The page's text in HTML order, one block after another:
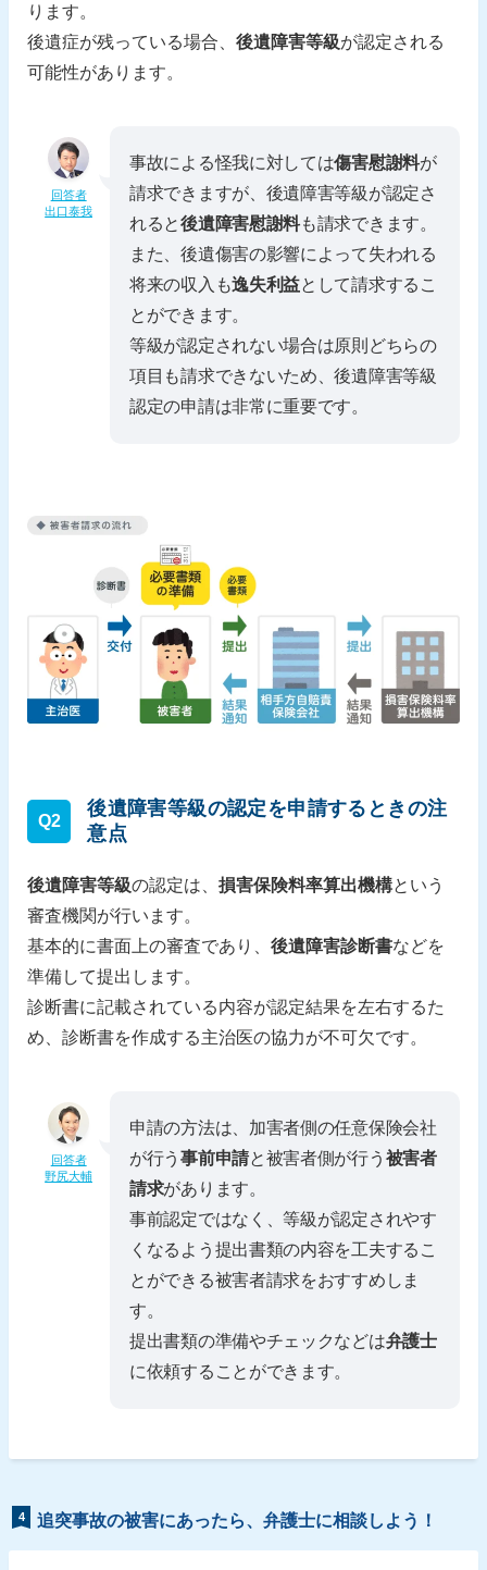
ります。
後遺症が残っている場合、後遺障害等級が認定される
可能性があります。
回答者
出口泰我
事故による怪我に対しては傷害慰謝料が
請求できますが、後遺障害等級が認定さ
れると後遺障害慰謝料も請求できます。
また、後遺傷害の影響によって失われる
将来の収入も逸失利益として請求するこ
とができます。
等級が認定されない場合は原則どちらの
項目も請求できないため、後遺障害等級
認定の申請は非常に重要です。
Q2
後遺障害等級の認定を申請するときの注
意点
後遺障害等級の認定は、損害保険料率算出機構という
審査機関が行います。
基本的に書面上の審査であり、後遺障害診断書などを
準備して提出します。
診断書に記載されている内容が認定結果を左右するた
め、診断書を作成する主治医の協力が不可欠です。
回答者
野尻大輔
申請の方法は、加害者側の任意保険会社
が行う事前申請と被害者側が行う 被害者
請求があります。
事前認定ではなく、等級が認定されやす
くなるよう提出書類の内容を工夫するこ
とができる被害者請求をおすすめしま
す。
提出書類の準備やチェックなどは弁護士
に依頼することができます。
4 追突事故の被害にあったら、弁護士に相談しよう！